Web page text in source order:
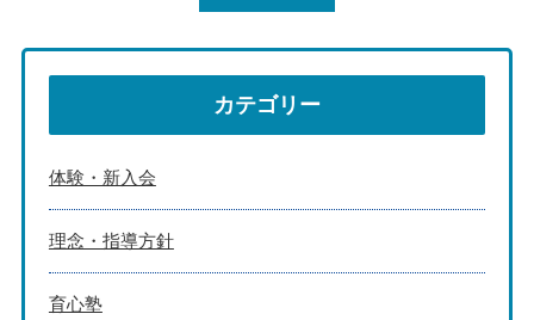
カテゴリー
体験・新入会
理念・指導方針
育心塾